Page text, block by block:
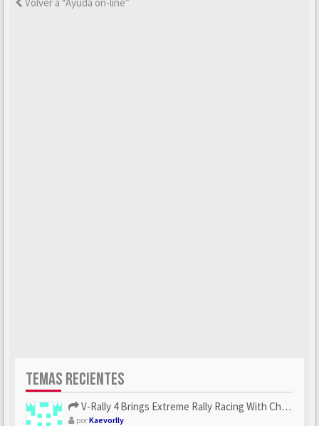
TEMAS RECIENTES
V-Rally 4 Brings Extreme Rally Racing With Challenging Track...
porKaevorlly